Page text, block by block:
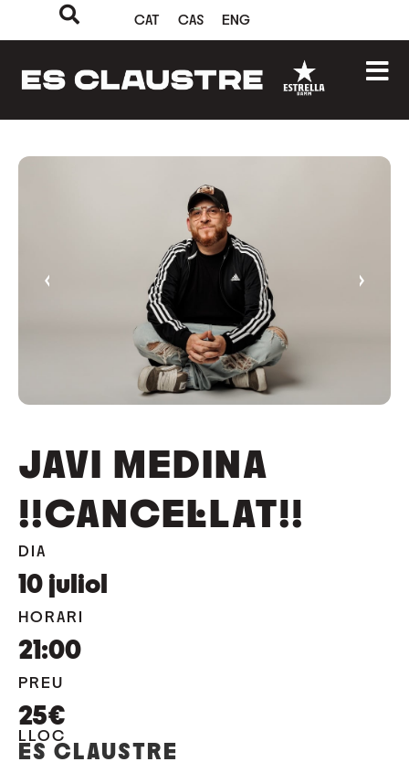
CAT CAS ENG
‹ ›
JAVI MEDINA
!!CANCEL·LAT!!
DIA
10 juliol
HORARI
21:00
PREU
25€
LLOC
ES CLAUSTRE